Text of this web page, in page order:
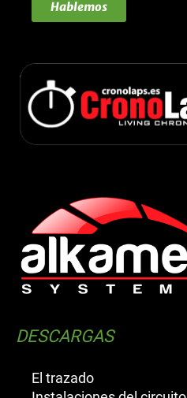
Hablemos
DESCARGAS
El trazado